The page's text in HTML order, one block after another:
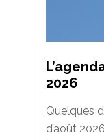
2026
Quelques
d’août